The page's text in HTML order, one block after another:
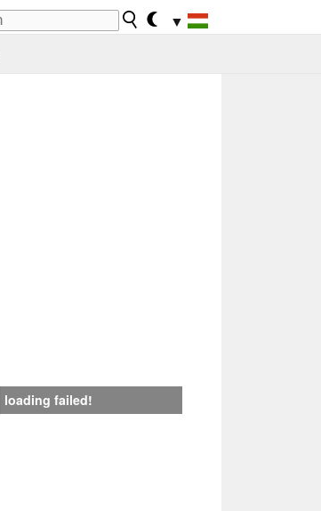
▼
loading failed!